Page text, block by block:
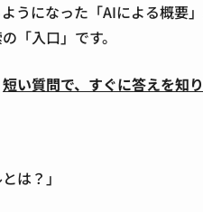
うになった 「AIによる概要」
「入口」 です。
短い質問で、すぐに答えを知
は？」